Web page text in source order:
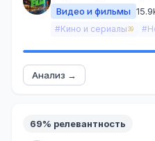
Видео и фильмы
#Кино и сериалы 39
Анализ →
69% релевантность